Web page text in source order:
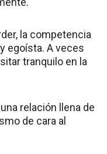
la competencia
egoísta. A veces
tranquilo en la
relación llena de
de cara al